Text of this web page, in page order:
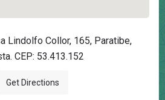
Lindolfo Collor, 165, Paratibe,
CEP: 53.413.152
Get Directions